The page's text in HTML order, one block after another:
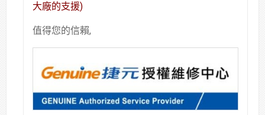
大廠的支援)
值得您的信賴,